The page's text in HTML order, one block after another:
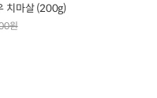
치마살 (200g)
원